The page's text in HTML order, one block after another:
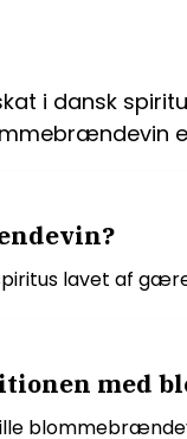
i dansk
lavet af
med